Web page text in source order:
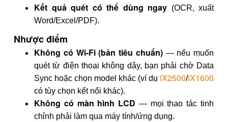
Kết quả quét có thể dùng ngay (OCR, xuất
Word/Excel/PDF).
Nhược điểm
Không có Wi-Fi (bản tiêu chuẩn)— nếu muốn
quét từ điện thoại không dây, bạn phải chờ Data
Sync hoặc chọn model khác (ví dụ iX2500/iX1600
có tùy chọn kết nối khác).
Không có màn hình LCD — mọi thao tác tinh
chỉnh phải làm qua máy tính/ứng dụng.